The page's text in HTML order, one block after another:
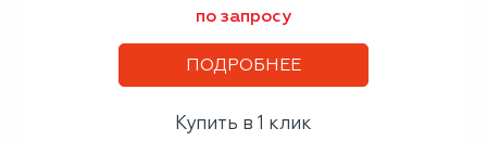
по запросу
ПОДРОБНЕЕ
Купить в 1 клик